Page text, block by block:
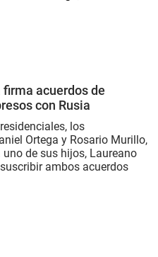
acuerdos de
con Rusia
los
Ortega y Rosario Murillo,
de sus hijos, Laureano
ambos acuerdos